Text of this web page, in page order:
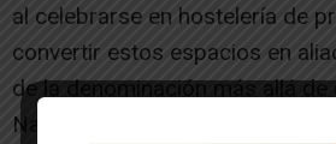
al celebrarse en hostelería de
convertir estos espacios en
de la denominación más allá de
Navarra elabora hoy algunos